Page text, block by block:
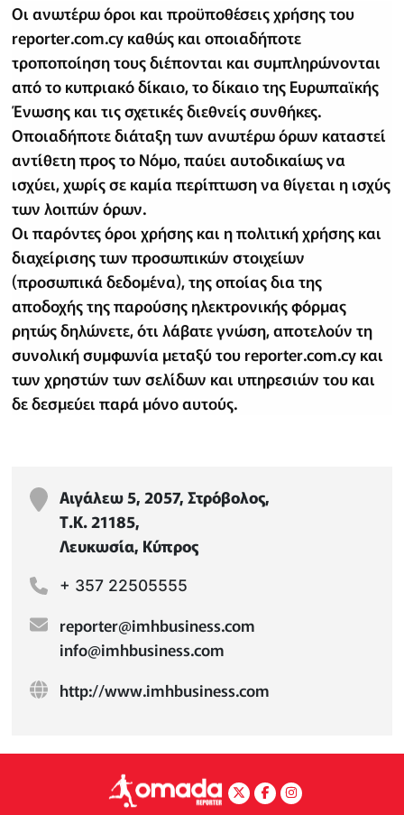
Οι ανωτέρω όροι και προϋποθέσεις χρήσης του
reporter.com.cy καθώς και οποιαδήποτε
τροποποίηση τους διέπονται και συμπληρώνονται
από το κυπριακό δίκαιο, το δίκαιο της Ευρωπαϊκής
Ένωσης και τις σχετικές διεθνείς συνθήκες.
Οποιαδήποτε διάταξη των ανωτέρω όρων καταστεί
αντίθετη προς το Νόμο, παύει αυτοδικαίως να
ισχύει, χωρίς σε καμία περίπτωση να θίγεται η ισχύς
των λοιπών όρων.
Οι παρόντες όροι χρήσης και η πολιτική χρήσης και
διαχείρισης των προσωπικών στοιχείων
(προσωπικά δεδομένα), της οποίας δια της
αποδοχής της παρούσης ηλεκτρονικής φόρμας
ρητώς δηλώνετε, ότι λάβατε γνώση, αποτελούν τη
συνολική συμφωνία μεταξύ του reporter.com.cy και
των χρηστών των σελίδων και υπηρεσιών του και
δε δεσμεύει παρά μόνο αυτούς.
Αιγάλεω 5, 2057, Στρόβολος,
Τ.Κ. 21185,
Λευκωσία, Κύπρος
+ 357 22505555
reporter@imhbusiness.com
info@imhbusiness.com
http://www.imhbusiness.com